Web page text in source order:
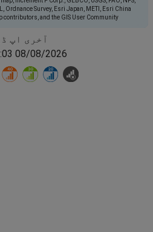
Ordnance Survey, Esri Japan, METI, Esri China
contributors, and the GIS User Community
آخری اپ
08/08/2026 00:03 UTC